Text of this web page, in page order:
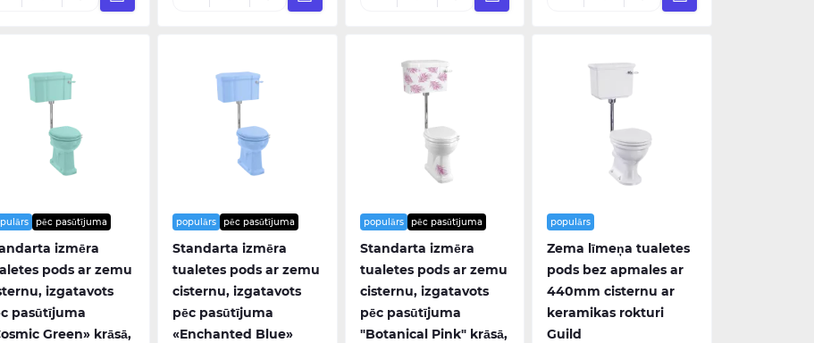
pēc pasūtījuma
izmēra
pods ar zemu
izgatavots
pasūtījuma
Green» krāsā,
populārs pēc pasūtījuma
Standarta izmēra
tualetes pods ar zemu
cisternu, izgatavots
pēc pasūtījuma
«Enchanted Blue»
populārs pēc pasūtījuma
Standarta izmēra
tualetes pods ar zemu
cisternu, izgatavots
pēc pasūtījuma
"Botanical Pink" krāsā,
populārs
Zema līmeņa tualetes
pods bez apmales ar
440mm cisternu ar
keramikas rokturi
Guild